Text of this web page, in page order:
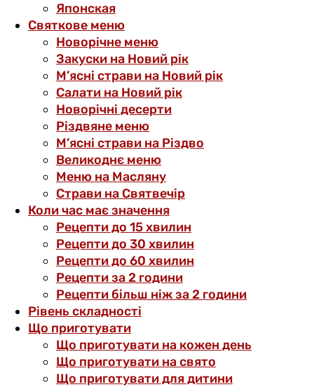
Японская
Святкове меню
Новорічне меню
Закуски на Новий рік
М’ясні страви на Новий рік
Салати на Новий рік
Новорічні десерти
Різдвяне меню
М’ясні страви на Різдво
Великоднє меню
Меню на Масляну
Страви на Святвечір
Коли час має значення
Рецепти до 15 хвилин
Рецепти до 30 хвилин
Рецепти до 60 хвилин
Рецепти за 2 години
Рецепти більш ніж за 2 години
Рівень складності
Що приготувати
Що приготувати на кожен день
Що приготувати на свято
Що приготувати для дитини